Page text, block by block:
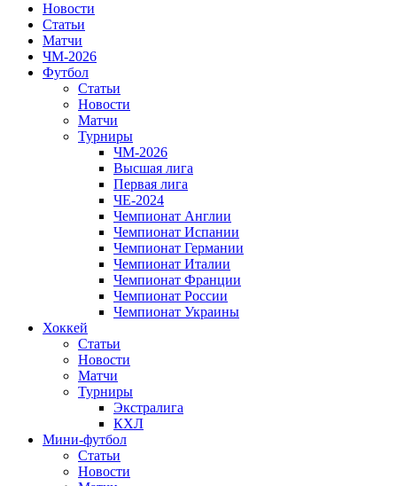
Новости
Статьи
Матчи
ЧМ-2026
Футбол
Статьи
Новости
Матчи
Турниры
ЧМ-2026
Высшая лига
Первая лига
ЧЕ-2024
Чемпионат Англии
Чемпионат Испании
Чемпионат Германии
Чемпионат Италии
Чемпионат Франции
Чемпионат России
Чемпионат Украины
Хоккей
Статьи
Новости
Матчи
Турниры
Экстралига
КХЛ
Мини-футбол
Статьи
Новости